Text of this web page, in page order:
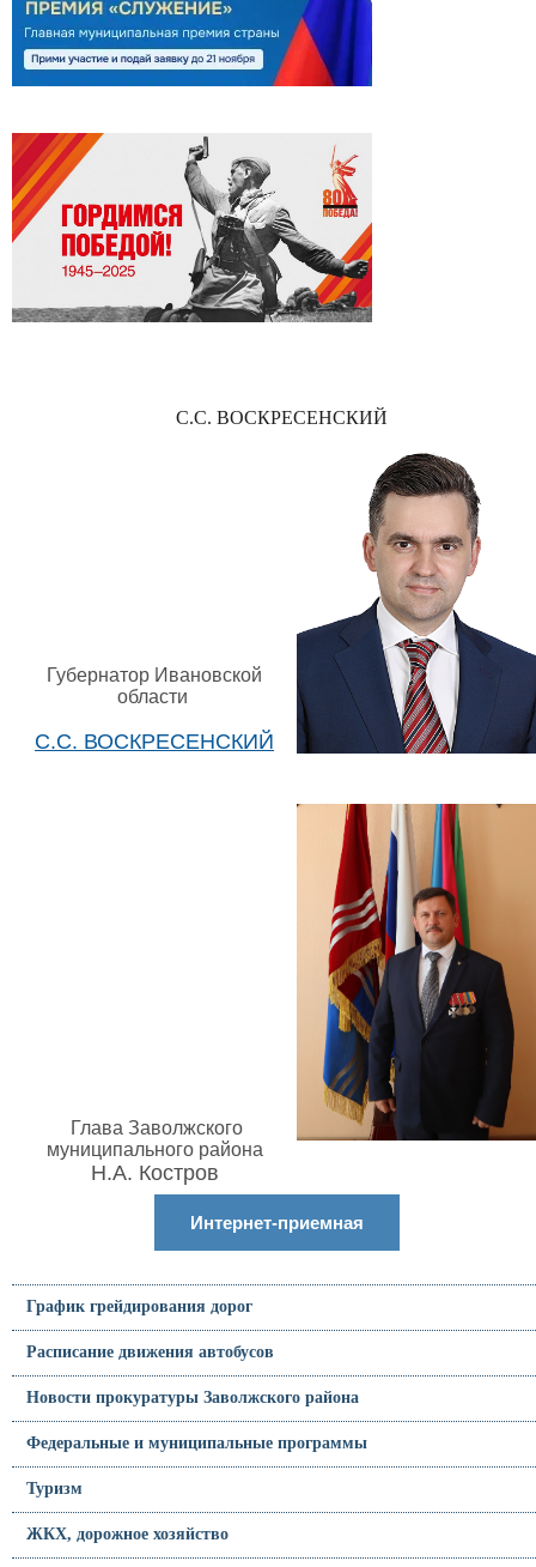
С.С. ВОСКРЕСЕНСКИЙ
Губернатор Ивановской
области
С.С. ВОСКРЕСЕНСКИЙ
Глава Заволжского
муниципального района
Н.А. Костров
Интернет-приемная
График грейдирования дорог
Расписание движения автобусов
Новости прокуратуры Заволжского района
Федеральные и муниципальные программы
Туризм
ЖКХ, дорожное хозяйство